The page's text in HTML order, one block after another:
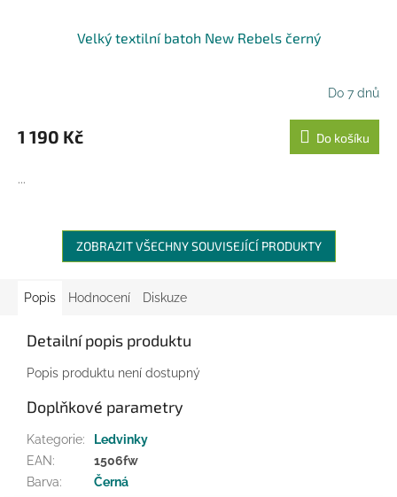
Velký textilní batoh New Rebels černý
Do 7 dnů
1 190 Kč Do košíku
...
ZOBRAZIT VŠECHNY SOUVISEJÍCÍ PRODUKTY
Popis Hodnocení Diskuze
Detailní popis produktu
Popis produktu není dostupný
Doplňkové parametry
Kategorie:
Ledvinky
EAN:
1506fw
Barva: Černá